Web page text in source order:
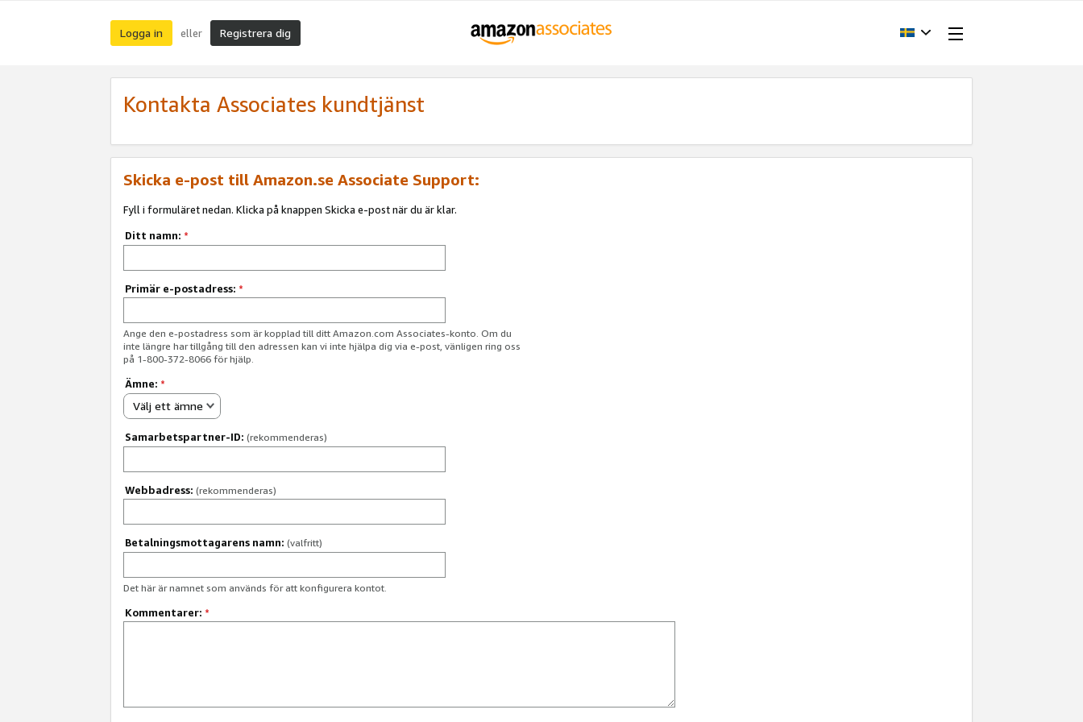
Logga in eller Registrera dig
Kontakta Associates kundtjänst
Skicka e-post till Amazon.se Associate Support:
Fyll i formuläret nedan. Klicka på knappen Skicka e-post när du är klar.
Ditt namn: *
Primär e-postadress: *
Ange den e-postadress som är kopplad till ditt Amazon.com Associates-konto. Om du
inte längre har tillgång till den adressen kan vi inte hjälpa dig via e-post, vänligen ring oss
på 1-800-372-8066 för hjälp.
Ämne: *
Välj ett ämne
Samarbetspartner-ID: (rekommenderas)
Webbadress: (rekommenderas)
Betalningsmottagarens namn: (valfritt)
Det här är namnet som används för att konfigurera kontot.
Kommentarer: *